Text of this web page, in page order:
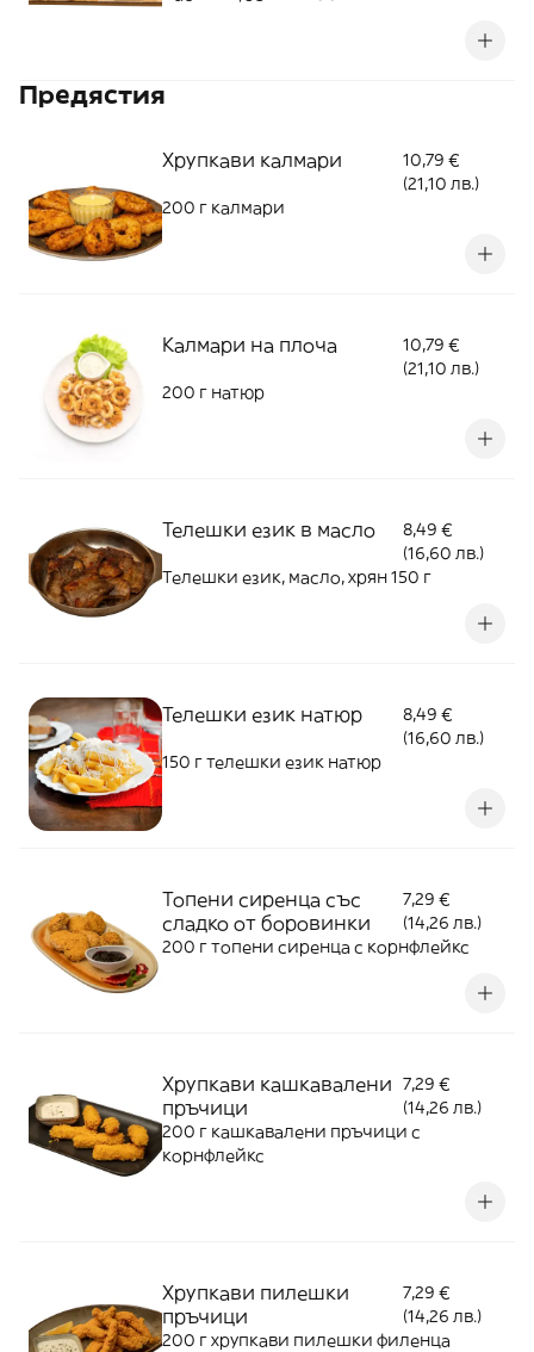
Предястия
Хрупкави калмари
10,79 €
(21,10 лв.)
200 г калмари
Калмари на плоча
10,79 €
(21,10 лв.)
200 г натюр
Телешки език в масло
8,49 €
(16,60 лв.)
Телешки език, масло, хрян 150 г
Телешки език натюр
8,49 €
(16,60 лв.)
150 г телешки език натюр
Топени сиренца със
сладко от боровинки
7,29 €
(14,26 лв.)
200 г топени сиренца с корнфлейкс
Хрупкави кашкавалени
пръчици
7,29 €
(14,26 лв.)
200 г кашкавалени пръчици с
корнфлейкс
Хрупкави пилешки
пръчици
7,29 €
(14,26 лв.)
200 г хрупкави пилешки филенца